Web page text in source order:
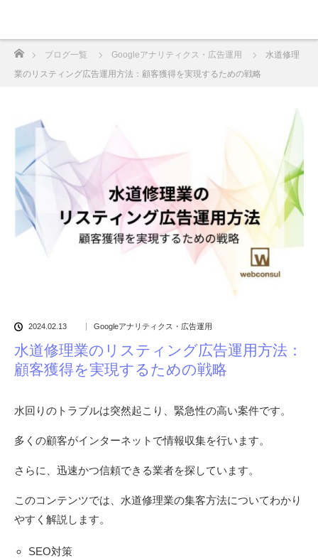
ブログ一覧 Googleアナリティクス・広告運用
水道修理
業のリスティング広告運用方法：顧客獲得を実現するための戦略
2024.02.13 Googleアナリティクス・広告運用
水道修理業のリスティング広告運用方法：
顧客獲得を実現するための戦略
水回りのトラブルは突然起こり、緊急性の高い案件です。
多くの顧客がインターネットで情報収集を行います。
さらに、迅速かつ信頼できる業者を探しています。
このコンテンツでは、水道修理業の集客方法についてわかり
やすく解説します。
SEO対策